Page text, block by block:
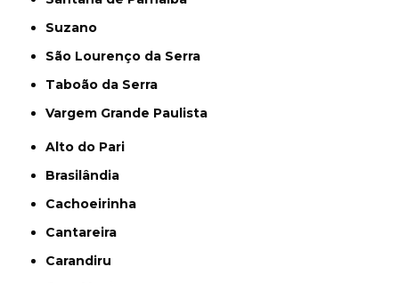
Suzano
São Lourenço da Serra
Taboão da Serra
Vargem Grande Paulista
Alto do Pari
Brasilândia
Cachoeirinha
Cantareira
Carandiru